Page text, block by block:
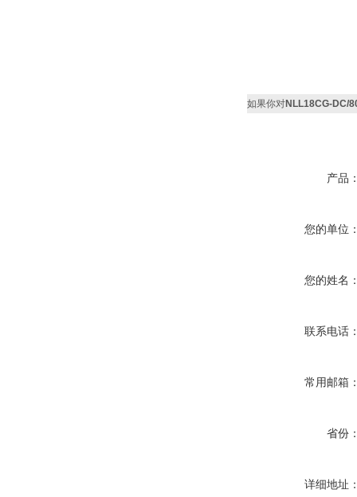
如果你对NLL18CG-DC/
产品
您的单位
您的姓名
联系电话
常用邮箱
省份
详细地址